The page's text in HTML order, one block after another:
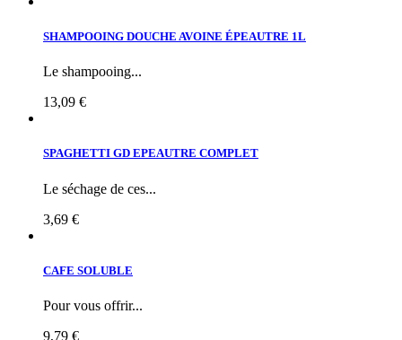
SHAMPOOING DOUCHE AVOINE ÉPEAUTRE 1L
Le shampooing...
13,09 €
SPAGHETTI GD EPEAUTRE COMPLET
Le séchage de ces...
3,69 €
CAFE SOLUBLE
Pour vous offrir...
9,79 €